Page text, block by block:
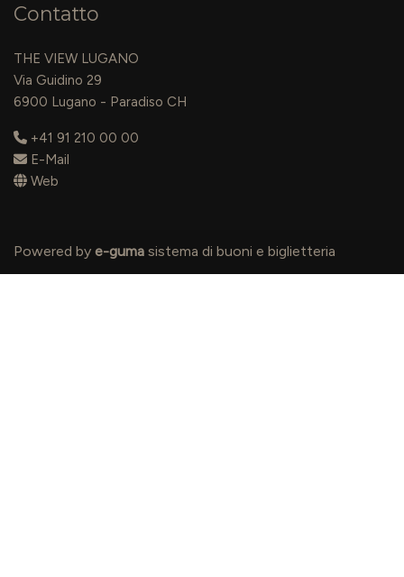
Contatto
THE VIEW LUGANO
Via Guidino 29
6900 Lugano - Paradiso CH
+41 91 210 00 00
E-Mail
Web
Powered by e-guma sistema di buoni e biglietteria